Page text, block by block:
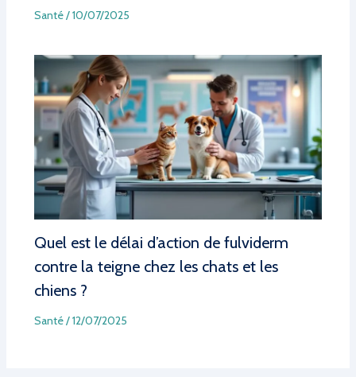
Santé/10/07/2025
Quel est le délai d’action de fulviderm
contre la teigne chez les chats et les
chiens ?
Santé/12/07/2025